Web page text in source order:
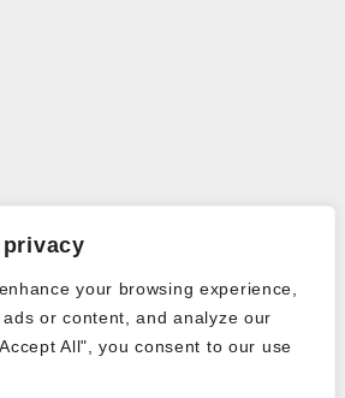
your browsing experience,
or content, and analyze our
All", you consent to our use